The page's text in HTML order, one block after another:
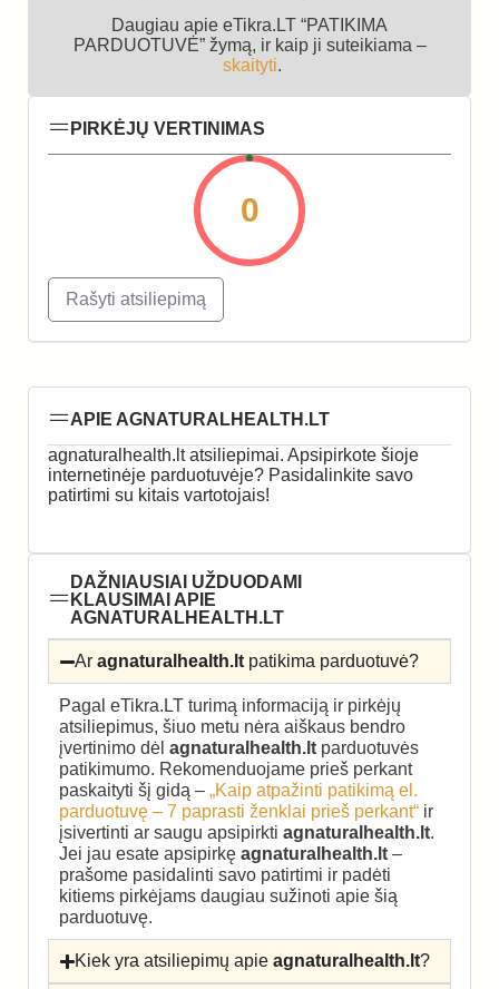
Daugiau apie eTikra.LT “PATIKIMA
PARDUOTUVĖ” žymą, ir kaip ji suteikiama –
skaityti.
PIRKĖJŲ VERTINIMAS
0
Rašyti atsiliepimą
APIE AGNATURALHEALTH.LT
agnaturalhealth.lt atsiliepimai. Apsipirkote šioje
internetinėje parduotuvėje? Pasidalinkite savo
patirtimi su kitais vartotojais!
DAŽNIAUSIAI UŽDUODAMI
KLAUSIMAI APIE
AGNATURALHEALTH.LT
Aragnaturalhealth.lt patikima parduotuvė?
Pagal eTikra.LT turimą informaciją ir pirkėjų
atsiliepimus, šiuo metu nėra aiškaus bendro
įvertinimo dėl agnaturalhealth.lt parduotuvės
patikimumo. Rekomenduojame prieš perkant
paskaityti šį gidą – „Kaip atpažinti patikimą el.
parduotuvę – 7 paprasti ženklai prieš perkant“ ir
įsivertinti ar saugu apsipirkti agnaturalhealth.lt.
Jei jau esate apsipirkę agnaturalhealth.lt –
prašome pasidalinti savo patirtimi ir padėti
kitiems pirkėjams daugiau sužinoti apie šią
parduotuvę.
Kiek yra atsiliepimų apieagnaturalhealth.lt?